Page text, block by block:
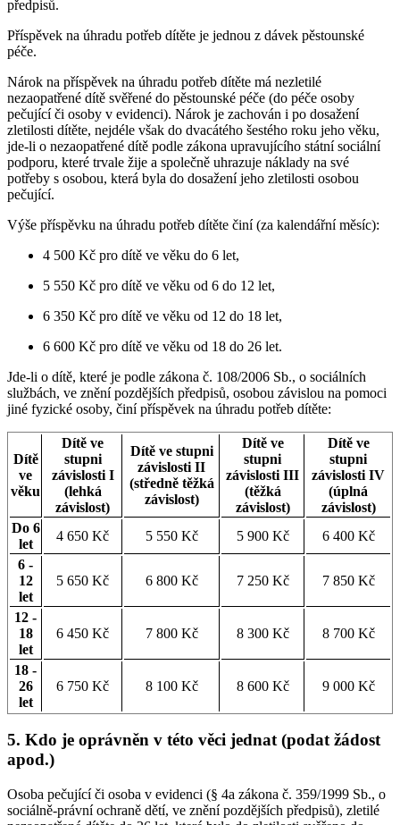
předpisů.
Příspěvek na úhradu potřeb dítěte je jednou z dávek pěstounské
péče.
Nárok na příspěvek na úhradu potřeb dítěte má nezletilé
nezaopatřené dítě svěřené do pěstounské péče (do péče osoby
pečující či osoby v evidenci). Nárok je zachován i po dosažení
zletilosti dítěte, nejdéle však do dvacátého šestého roku jeho věku,
jde-li o nezaopatřené dítě podle zákona upravujícího státní sociální
podporu, které trvale žije a společně uhrazuje náklady na své
potřeby s osobou, která byla do dosažení jeho zletilosti osobou
pečující.
Výše příspěvku na úhradu potřeb dítěte činí (za kalendářní měsíc):
4 500 Kč pro dítě ve věku do 6 let,
5 550 Kč pro dítě ve věku od 6 do 12 let,
6 350 Kč pro dítě ve věku od 12 do 18 let,
6 600 Kč pro dítě ve věku od 18 do 26 let.
Jde-li o dítě, které je podle zákona č. 108/2006 Sb., o sociálních
službách, ve znění pozdějších předpisů, osobou závislou na pomoci
jiné fyzické osoby, činí příspěvek na úhradu potřeb dítěte:
Dítě
ve
věku
Dítě ve
stupni
závislosti I
(lehká
závislost)
Dítě ve stupni
závislosti II
(středně těžká
závislost)
Dítě ve
stupni
závislosti III
(těžká
závislost)
Dítě ve
stupni
závislosti IV
(úplná
závislost)
Do 6
let
4 650 Kč 5 550 Kč 5 900 Kč
6 400 Kč
6 -
12
let
5 650 Kč 6 800 Kč 7 250 Kč 7 850 Kč
12 -
18
let
6 450 Kč 7 800 Kč 8 300 Kč 8 700 Kč
18 -
26
let
6 750 Kč 8 100 Kč 8 600 Kč 9 000 Kč
5. Kdo je oprávněn v této věci jednat (podat žádost
apod.)
Osoba pečující či osoba v evidenci (§ 4a zákona č. 359/1999 Sb., o
sociálně-právní ochraně dětí, ve znění pozdějších předpisů), zletilé